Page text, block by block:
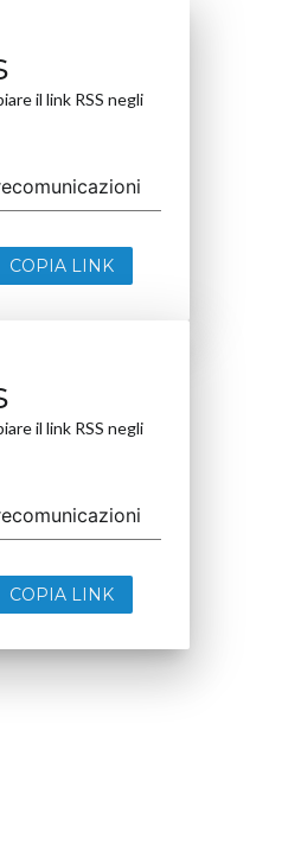
il link RSS negli
COPIA LINK
il link RSS negli
COPIA LINK